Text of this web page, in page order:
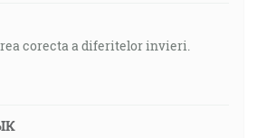
corecta a diferitelor invieri.